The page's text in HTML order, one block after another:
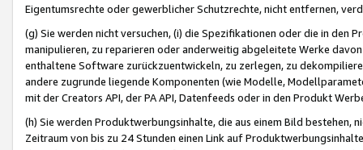
Eigentumsrechte oder gewerblicher Schutzrechte, nicht entfernen,
(g) Sie werden nicht versuchen, (i) die Spezifikationen oder die in
manipulieren, zu reparieren oder anderweitig abgeleitete Werke
enthaltene Software zurückzuentwickeln, zu zerlegen, zu
andere zugrunde liegende Komponenten (wie Modelle,
mit der Creators API, der PA API, Datenfeeds oder in den Produkt
(h) Sie werden Produktwerbungsinhalte, die aus einem Bild bestehen,
Zeitraum von bis zu 24 Stunden einen Link auf